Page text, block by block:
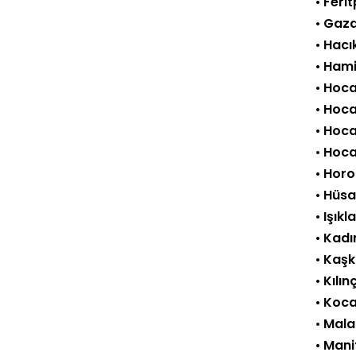
•
•
•
•
•
•
•
•
•
•
•
•
•
•
•
•